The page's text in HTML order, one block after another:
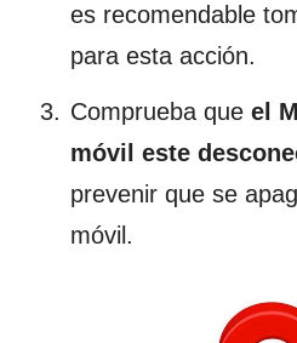
es recomendable
para esta acción.
Comprueba que el
móvil este
prevenir que se
móvil.